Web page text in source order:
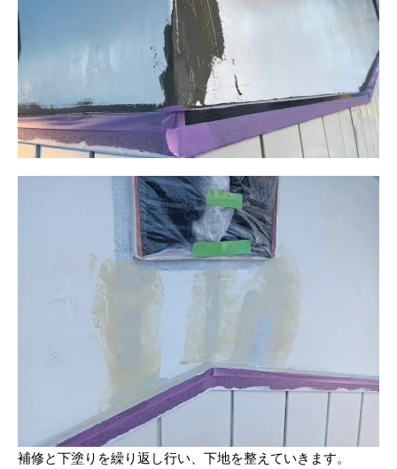
補修と下塗りを繰り返し行い、下地を整えていきます。